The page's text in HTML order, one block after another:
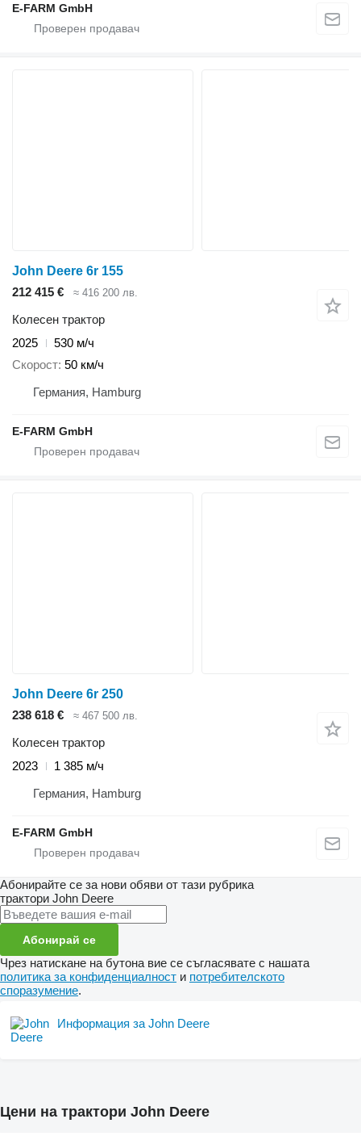
E-FARM GmbH
John Deere 6r 155
212 415 €
≈ 416 200 лв.
Колесен трактор
2025
530 м/ч
Скорост 50 км/ч
Германия, Hamburg
E-FARM GmbH
John Deere 6r 250
238 618 €
≈ 467 500 лв.
Колесен трактор
2023
1 385 м/ч
Германия, Hamburg
E-FARM GmbH
Абонирайте се за нови обяви от тази рубрика
трактори John Deere
Абонирай се
Чрез натискане на бутона вие се съгласявате с нашата
политика за конфиденциалност и потребителското
споразумение.
Информация за John Deere
Цени на трактори John Deere